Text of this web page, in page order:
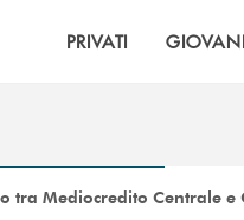
PRIVATI GIOVANI
tra Mediocredito Centrale e